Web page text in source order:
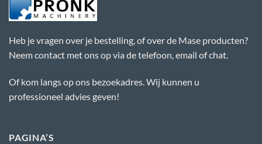
Heb je vragen over je bestelling, of over de Mase producten?
Neem contact met ons op via de telefoon, email of chat.
Of kom langs op ons bezoekadres. Wij kunnen u
professioneel advies geven!
PAGINA’S